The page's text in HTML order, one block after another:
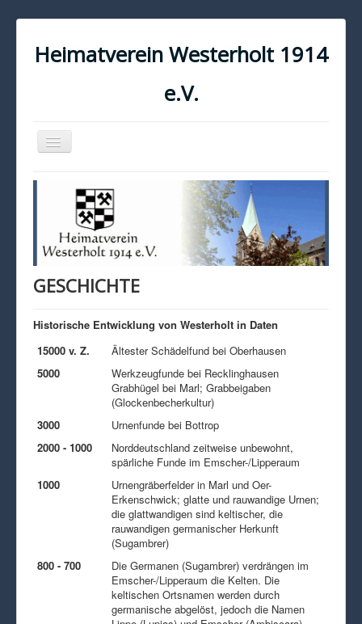
Heimatverein Westerholt 1914
e.V.
Navigation
an/aus
KONTAKT
IMPRESSUM
DATENSCHUTZ
GESCHICHTE
Historische Entwicklung von Westerholt in Daten
15000 v. Z.
Ältester Schädelfund bei Oberhausen
5000
Werkzeugfunde bei Recklinghausen
Grabhügel bei Marl; Grabbeigaben
(Glockenbecherkultur)
3000
Urnenfunde bei Bottrop
2000 - 1000
Norddeutschland zeitweise unbewohnt,
spärliche Funde im Emscher-/Lipperaum
1000
Urnengräberfelder in Marl und Oer-
Erkenschwick; glatte und rauwandige Urnen;
die glattwandigen sind keltischer, die
rauwandigen germanischer Herkunft
(Sugambrer)
800 - 700
Die Germanen (Sugambrer) verdrängen im
Emscher-/Lipperaum die Kelten. Die
keltischen Ortsnamen werden durch
germanische abgelöst, jedoch die Namen